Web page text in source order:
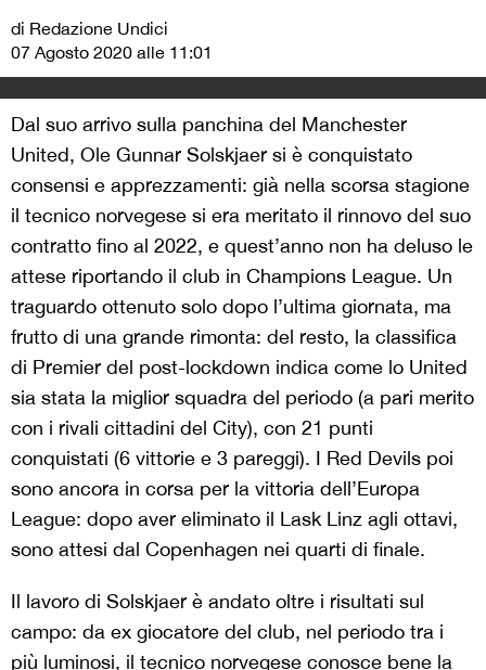
di Redazione Undici
07 Agosto 2020 alle 11:01
Dal suo arrivo sulla panchina del Manchester
United, Ole Gunnar Solskjaer si è conquistato
consensi e apprezzamenti: già nella scorsa stagione
il tecnico norvegese si era meritato il rinnovo del suo
contratto fino al 2022, e quest’anno non ha deluso le
attese riportando il club in Champions League. Un
traguardo ottenuto solo dopo l’ultima giornata, ma
frutto di una grande rimonta: del resto, la classifica
di Premier del post-lockdown indica come lo United
sia stata la miglior squadra del periodo (a pari merito
con i rivali cittadini del City), con 21 punti
conquistati (6 vittorie e 3 pareggi). I Red Devils poi
sono ancora in corsa per la vittoria dell’Europa
League: dopo aver eliminato il Lask Linz agli ottavi,
sono attesi dal Copenhagen nei quarti di finale.
Il lavoro di Solskjaer è andato oltre i risultati sul
campo: da ex giocatore del club, nel periodo tra i
più luminosi, il tecnico norvegese conosce bene la